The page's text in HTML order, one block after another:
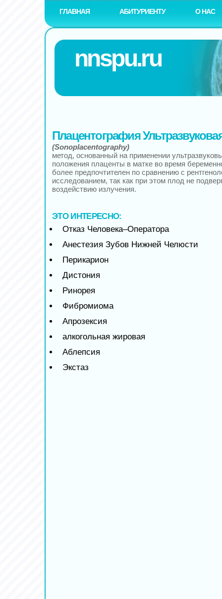
ГЛАВНАЯ АБИТУРИЕНТУ О НАС
nnspu.ru
Плацентография
(Sonoplacentography)
метод, основанный на применении
положения плаценты в матке во время
более предпочтителен по сравнению с
исследованием, так как при этом плод не
воздействию излучения.
ЭТО ИНТЕРЕСНО:
Отказ Человека–Оператора
Анестезия Зубов Нижней Челюсти
Перикарион
Дистония
Ринорея
Фибромиома
Апрозексия
алкогольная жировая
Аблепсия
Экстаз